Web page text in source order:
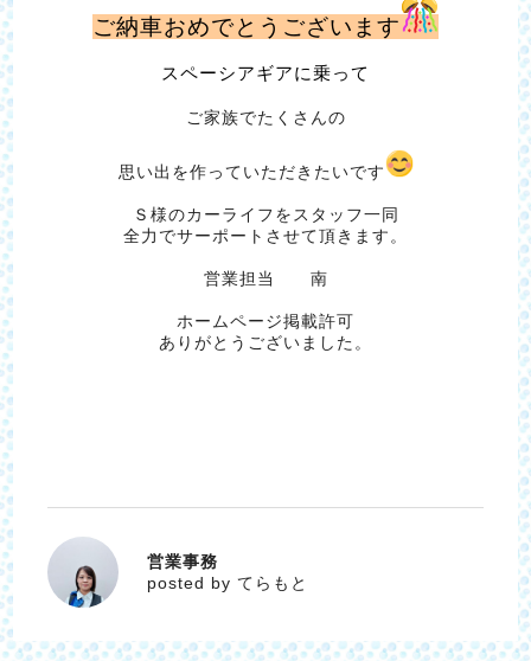
ご納車おめでとうございます
スペーシアギアに乗って
ご家族でたくさんの
思い出を作っていただきたいです
Ｓ様のカーライフをスタッフ一同
全力でサーポートさせて頂きます。
営業担当 南
ホームページ掲載許可
ありがとうございました。
てらもと
営業事務
posted by てらもと